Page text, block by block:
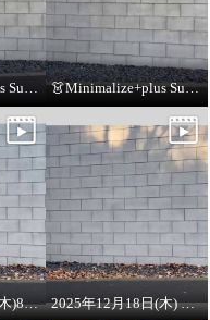
👗Minimalize+plus Summer Collection👗
2025年12月18日(木)8:00 ONAIRプルオーバー 2025年12月18日(木) 8:00 ON AIR